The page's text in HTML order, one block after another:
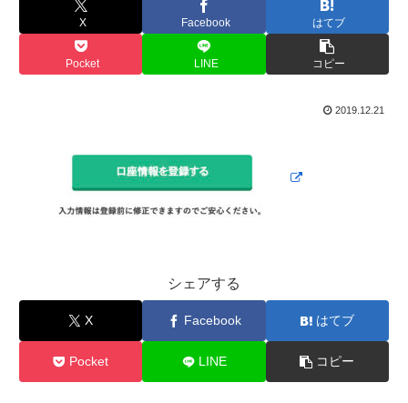
X Facebook はてブ
Pocket LINE コピー
2019.12.21
シェアする
X Facebook はてブ
Pocket LINE コピー